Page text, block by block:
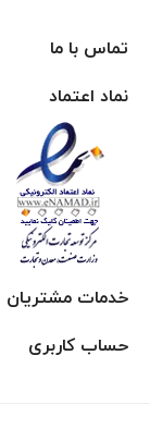
تماس با ما
نماد اعتماد
خدمات مشتریان
حساب کاربری